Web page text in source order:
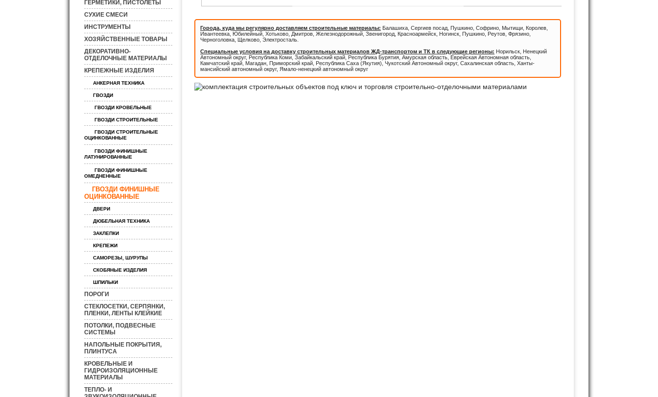
ГЕРМЕТИКИ, ПИСТОЛЕТЫ
СУХИЕ СМЕСИ
ИНСТРУМЕНТЫ
ХОЗЯЙСТВЕННЫЕ ТОВАРЫ
ДЕКОРАТИВНО-
ОТДЕЛОЧНЫЕ МАТЕРИАЛЫ
КРЕПЕЖНЫЕ ИЗДЕЛИЯ
АНКЕРНАЯ ТЕХНИКА
ГВОЗДИ
ГВОЗДИ КРОВЕЛЬНЫЕ
ГВОЗДИ СТРОИТЕЛЬНЫЕ
ГВОЗДИ СТРОИТЕЛЬНЫЕ
ОЦИНКОВАННЫЕ
ГВОЗДИ ФИНИШНЫЕ
ЛАТУНИРОВАННЫЕ
ГВОЗДИ ФИНИШНЫЕ
ОМЕДНЕННЫЕ
ГВОЗДИ ФИНИШНЫЕ
ОЦИНКОВАННЫЕ
ДВЕРИ
ДЮБЕЛЬНАЯ ТЕХНИКА
ЗАКЛЕПКИ
КРЕПЕЖИ
САМОРЕЗЫ, ШУРУПЫ
СКОБЯНЫЕ ИЗДЕЛИЯ
ШПИЛЬКИ
ПОРОГИ
СТЕКЛОСЕТКИ, СЕРПЯНКИ,
ПЛЕНКИ, ЛЕНТЫ КЛЕЙКИЕ
ПОТОЛКИ, ПОДВЕСНЫЕ
СИСТЕМЫ
НАПОЛЬНЫЕ ПОКРЫТИЯ,
ПЛИНТУСА
КРОВЕЛЬНЫЕ И
ГИДРОИЗОЛЯЦИОННЫЕ
МАТЕРИАЛЫ
ТЕПЛО- И
Города, куда мы регулярно доставляем строительные материалы: Балашиха, Сергиев посад, Пушкино, Софрино, Мытищи, Королев,
Ивантеевка, Юбилейный, Хотьково, Дмитров, Железнодорожный, Звенигород, Красноармейск, Ногинск, Пушкино, Реутов, Фрязино,
Черноголовка, Щелково, Электросталь.
Специальные условия на доставку строительных материалов ЖД-транспортом и ТК в следующие регионы: Норильск, Ненецкий
Автономный округ, Республика Коми, Забайкальский край, Республика Бурятия, Амурская область, Еврейская Автономная область,
Камчатский край, Магадан, Приморский край, Республика Саха (Якутия), Чукотский Автономный округ, Сахалинская область, Ханты-
мансийский автономный округ, Ямало-ненецкий автономный округ